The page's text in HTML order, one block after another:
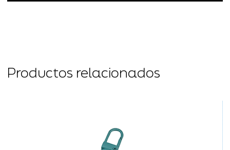
Productos relacionados